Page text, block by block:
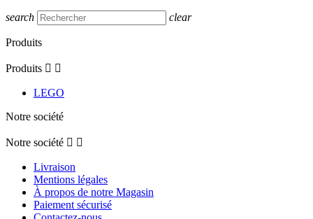
search clear
Produits
Produits  
LEGO
Notre société
Notre société  
Livraison
Mentions légales
À propos de notre Magasin
Paiement sécurisé